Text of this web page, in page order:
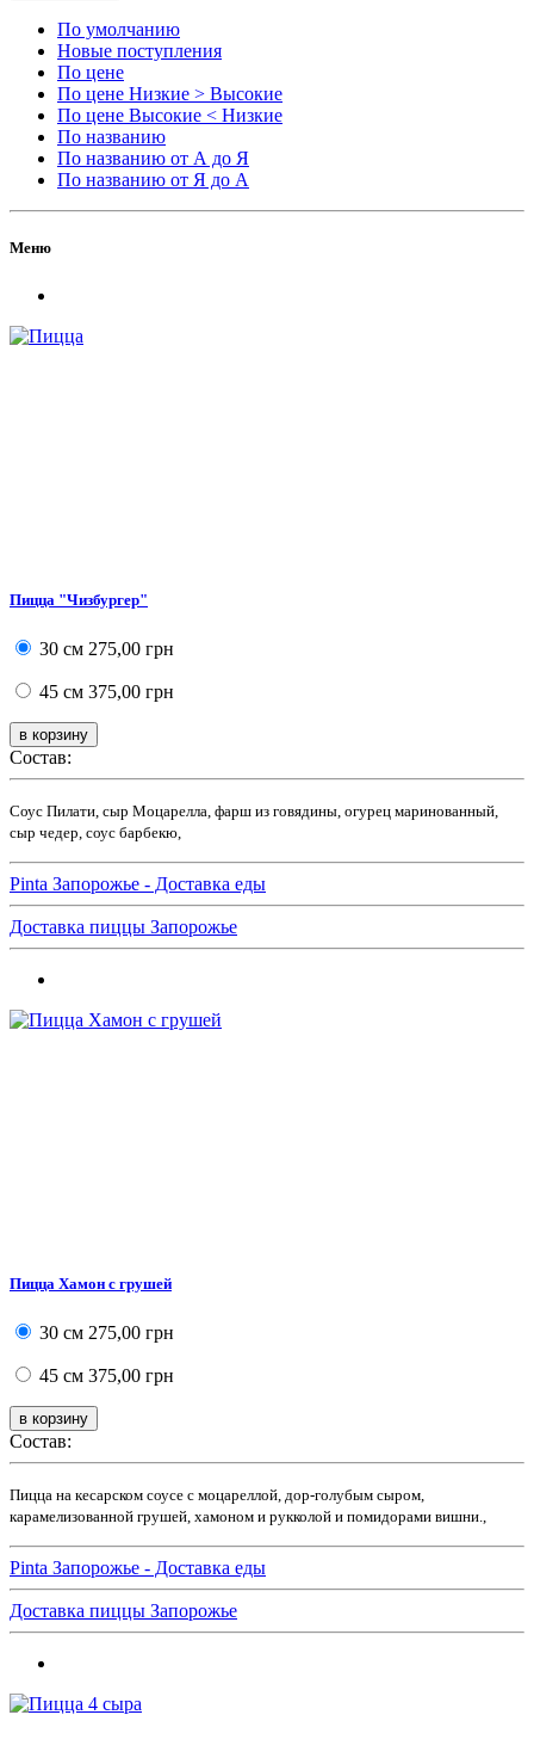
По умолчанию
Новые поступления
По цене
По цене Низкие > Высокие
По цене Высокие < Низкие
По названию
По названию от А до Я
По названию от Я до А
Меню
Пицца "Чизбургер"
30 см 275,00 грн
45 см 375,00 грн
Состав:
Соус Пилати, сыр Моцарелла, фарш из говядины, огурец маринованный,
сыр чедер, соус барбекю,
Pinta Запорожье - Доставка еды
Доставка пиццы Запорожье
Пицца Хамон с грушей
30 см 275,00 грн
45 см 375,00 грн
Состав:
Пицца на кесарском соусе с моцареллой, дор-голубым сыром,
карамелизованной грушей, хамоном и рукколой и помидорами вишни.,
Pinta Запорожье - Доставка еды
Доставка пиццы Запорожье